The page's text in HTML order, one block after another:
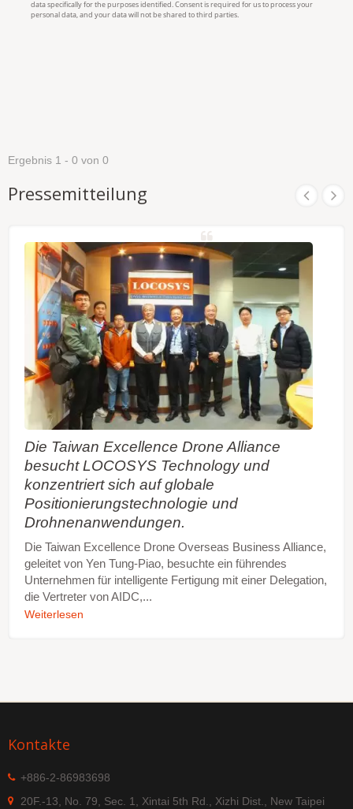
Ergebnis 1 - 0 von 0
Pressemitteilung
Die Taiwan Excellence Drone Alliance
besucht LOCOSYS Technology und
konzentriert sich auf globale
Positionierungstechnologie und
Drohnenanwendungen.
Die Taiwan Excellence Drone Overseas Business Alliance,
geleitet von Yen Tung-Piao, besuchte ein führendes
Unternehmen für intelligente Fertigung mit einer Delegation,
die Vertreter von AIDC,...
Weiterlesen
Kontakte
+886-2-86983698
20F.-13, No. 79, Sec. 1, Xintai 5th Rd., Xizhi Dist., New Taipei